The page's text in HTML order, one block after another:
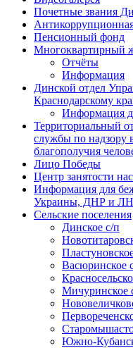
Почетные звания
Пенсионный фонд
Многоквартирный
Отчёты
Информация
Динской отдел
Краснодарскому
Информация
Территориальный
службы по надзору
благополучия
Лицо Победы
Центр занятости
Информация для
Украины, ДНР и
Сельские поселения
Динское с/п
Васюринское
Мичуринское
Южно-